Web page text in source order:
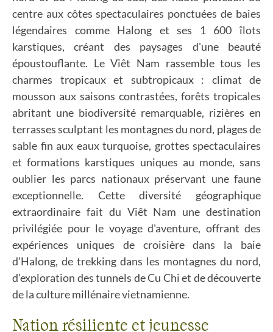
centre aux côtes spectaculaires ponctuées de baies
légendaires comme Halong et ses 1 600 îlots
karstiques, créant des paysages d'une beauté
époustouflante. Le Viêt Nam rassemble tous les
charmes tropicaux et subtropicaux : climat de
mousson aux saisons contrastées, forêts tropicales
abritant une biodiversité remarquable, rizières en
terrasses sculptant les montagnes du nord, plages de
sable fin aux eaux turquoise, grottes spectaculaires
et formations karstiques uniques au monde, sans
oublier les parcs nationaux préservant une faune
exceptionnelle. Cette diversité géographique
extraordinaire fait du Viêt Nam une destination
privilégiée pour le voyage d'aventure, offrant des
expériences uniques de croisière dans la baie
d'Halong, de trekking dans les montagnes du nord,
d'exploration des tunnels de Cu Chi et de découverte
de la culture millénaire vietnamienne.
Nation résiliente et jeunesse